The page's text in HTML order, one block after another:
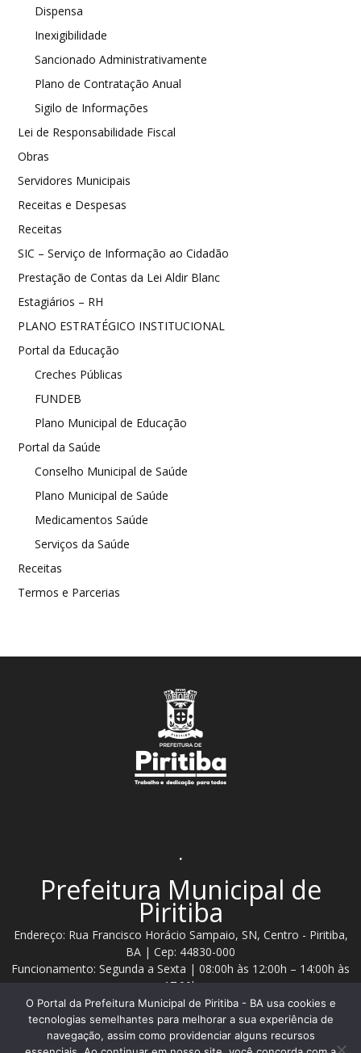
Dispensa
Inexigibilidade
Sancionado Administrativamente
Plano de Contratação Anual
Sigilo de Informações
Lei de Responsabilidade Fiscal
Obras
Servidores Municipais
Receitas e Despesas
Receitas
SIC – Serviço de Informação ao Cidadão
Prestação de Contas da Lei Aldir Blanc
Estagiários – RH
PLANO ESTRATÉGICO INSTITUCIONAL
Portal da Educação
Creches Públicas
FUNDEB
Plano Municipal de Educação
Portal da Saúde
Conselho Municipal de Saúde
Plano Municipal de Saúde
Medicamentos Saúde
Serviços da Saúde
Receitas
Termos e Parcerias
.
Prefeitura Municipal de
Piritiba
Endereço: Rua Francisco Horácio Sampaio, SN, Centro - Piritiba,
BA | Cep: 44830-000
Funcionamento: Segunda a Sexta | 08:00h às 12:00h – 14:00h às
17:00h
Telefone: (74) 3628 - 2111 / 3628 - 2153
O Portal da Prefeitura Municipal de Piritiba - BA usa cookies e
tecnologias semelhantes para melhorar a sua experiência de
navegação, assim como providenciar alguns recursos